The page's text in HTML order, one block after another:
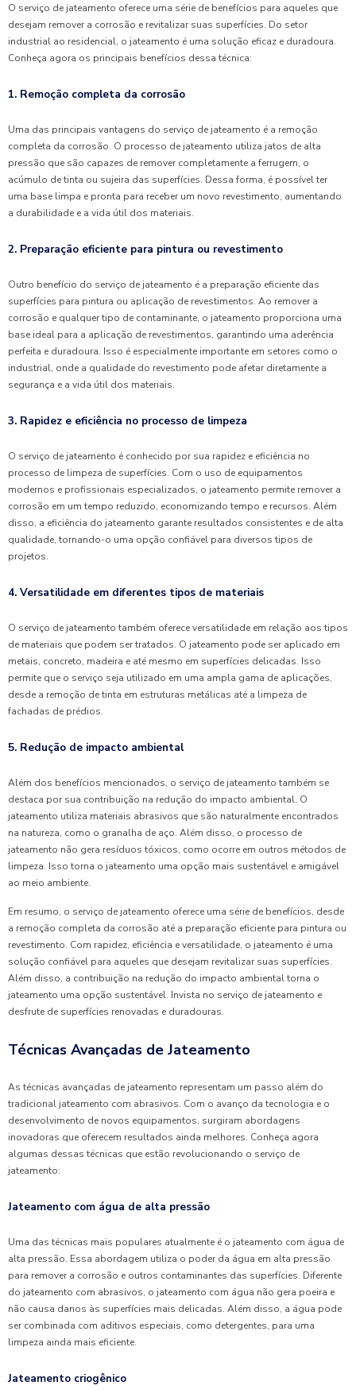
O serviço de jateamento oferece uma série de benefícios para aqueles que
desejam remover a corrosão e revitalizar suas superfícies. Do setor
industrial ao residencial, o jateamento é uma solução eficaz e duradoura.
Conheça agora os principais benefícios dessa técnica:
1. Remoção completa da corrosão
Uma das principais vantagens do serviço de jateamento é a remoção
completa da corrosão. O processo de jateamento utiliza jatos de alta
pressão que são capazes de remover completamente a ferrugem, o
acúmulo de tinta ou sujeira das superfícies. Dessa forma, é possível ter
uma base limpa e pronta para receber um novo revestimento, aumentando
a durabilidade e a vida útil dos materiais.
2. Preparação eficiente para pintura ou revestimento
Outro benefício do serviço de jateamento é a preparação eficiente das
superfícies para pintura ou aplicação de revestimentos. Ao remover a
corrosão e qualquer tipo de contaminante, o jateamento proporciona uma
base ideal para a aplicação de revestimentos, garantindo uma aderência
perfeita e duradoura. Isso é especialmente importante em setores como o
industrial, onde a qualidade do revestimento pode afetar diretamente a
segurança e a vida útil dos materiais.
3. Rapidez e eficiência no processo de limpeza
O serviço de jateamento é conhecido por sua rapidez e eficiência no
processo de limpeza de superfícies. Com o uso de equipamentos
modernos e profissionais especializados, o jateamento permite remover a
corrosão em um tempo reduzido, economizando tempo e recursos. Além
disso, a eficiência do jateamento garante resultados consistentes e de alta
qualidade, tornando-o uma opção confiável para diversos tipos de
projetos.
4. Versatilidade em diferentes tipos de materiais
O serviço de jateamento também oferece versatilidade em relação aos tipos
de materiais que podem ser tratados. O jateamento pode ser aplicado em
metais, concreto, madeira e até mesmo em superfícies delicadas. Isso
permite que o serviço seja utilizado em uma ampla gama de aplicações,
desde a remoção de tinta em estruturas metálicas até a limpeza de
fachadas de prédios.
5. Redução de impacto ambiental
Além dos benefícios mencionados, o serviço de jateamento também se
destaca por sua contribuição na redução do impacto ambiental. O
jateamento utiliza materiais abrasivos que são naturalmente encontrados
na natureza, como o granalha de aço. Além disso, o processo de
jateamento não gera resíduos tóxicos, como ocorre em outros métodos de
limpeza. Isso torna o jateamento uma opção mais sustentável e amigável
ao meio ambiente.
Em resumo, o serviço de jateamento oferece uma série de benefícios, desde
a remoção completa da corrosão até a preparação eficiente para pintura ou
revestimento. Com rapidez, eficiência e versatilidade, o jateamento é uma
solução confiável para aqueles que desejam revitalizar suas superfícies.
Além disso, a contribuição na redução do impacto ambiental torna o
jateamento uma opção sustentável. Invista no serviço de jateamento e
desfrute de superfícies renovadas e duradouras.
Técnicas Avançadas de Jateamento
As técnicas avançadas de jateamento representam um passo além do
tradicional jateamento com abrasivos. Com o avanço da tecnologia e o
desenvolvimento de novos equipamentos, surgiram abordagens
inovadoras que oferecem resultados ainda melhores. Conheça agora
algumas dessas técnicas que estão revolucionando o serviço de
jateamento:
Jateamento com água de alta pressão
Uma das técnicas mais populares atualmente é o jateamento com água de
alta pressão. Essa abordagem utiliza o poder da água em alta pressão
para remover a corrosão e outros contaminantes das superfícies. Diferente
do jateamento com abrasivos, o jateamento com água não gera poeira e
não causa danos às superfícies mais delicadas. Além disso, a água pode
ser combinada com aditivos especiais, como detergentes, para uma
limpeza ainda mais eficiente.
Jateamento criogênico